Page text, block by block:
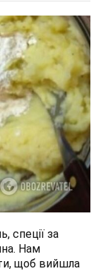
спеції за
Нам
щоб вийшла